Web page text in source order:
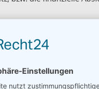
und
empfiehlt sich
vergeben
vergaberechtlichen